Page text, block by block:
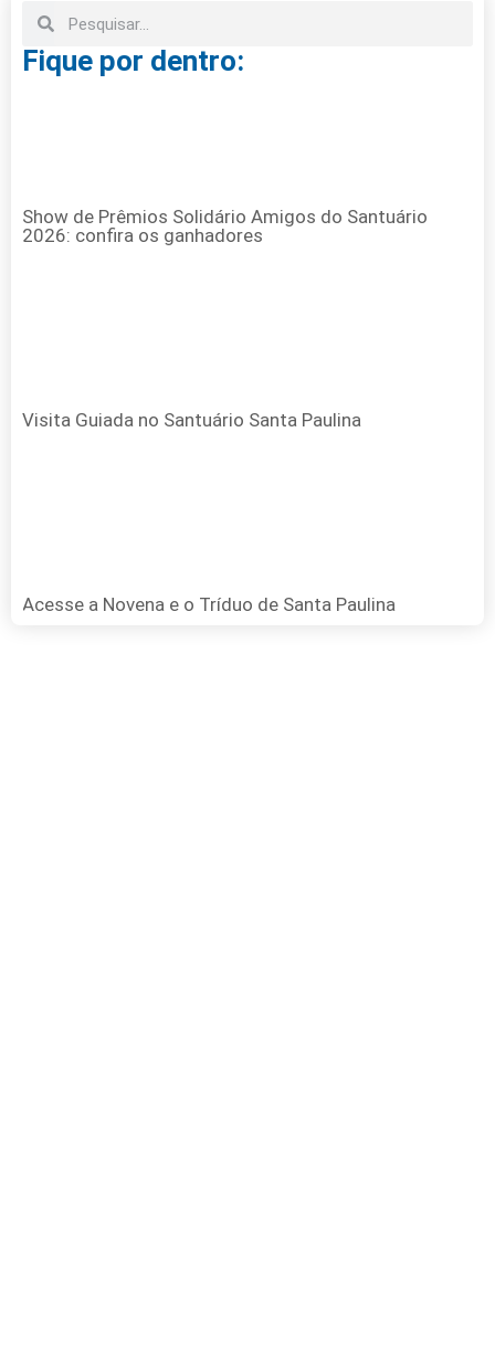
Fique por dentro:
Show de Prêmios Solidário Amigos do Santuário
2026: confira os ganhadores
Visita Guiada no Santuário Santa Paulina
Acesse a Novena e o Tríduo de Santa Paulina